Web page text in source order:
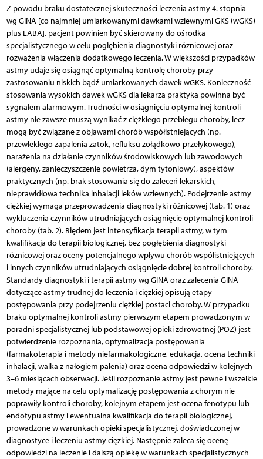
Z powodu braku dostatecznej skuteczności leczenia astmy 4. stopnia
wg GINA [co najmniej umiarkowanymi dawkami wziewnymi GKS (wGKS)
plus LABA], pacjent powinien być skierowany do ośrodka
specjalistycznego w celu pogłębienia diagnostyki różnicowej oraz
rozważenia włączenia dodatkowego leczenia. W większości przypadków
astmy udaje się osiągnąć optymalną kontrolę choroby przy
zastosowaniu niskich bądź umiarkowanych dawek wGKS. Konieczność
stosowania wysokich dawek wGKS dla lekarza praktyka powinna być
sygnałem alarmowym. Trudności w osiągnięciu optymalnej kontroli
astmy nie zawsze muszą wynikać z ciężkiego przebiegu choroby, lecz
mogą być związane z objawami chorób współistniejących (np.
przewlekłego zapalenia zatok, refluksu żołądkowo-przełykowego),
narażenia na działanie czynników środowiskowych lub zawodowych
(alergeny, zanieczyszczenie powietrza, dym tytoniowy), aspektów
praktycznych (np. brak stosowania się do zaleceń lekarskich,
nieprawidłowa technika inhalacji leków wziewnych). Podejrzenie astmy
ciężkiej wymaga przeprowadzenia diagnostyki różnicowej (tab. 1) oraz
wykluczenia czynników utrudniających osiągnięcie optymalnej kontroli
choroby (tab. 2). Błędem jest intensyfikacja terapii astmy, w tym
kwalifikacja do terapii biologicznej, bez pogłębienia diagnostyki
różnicowej oraz oceny potencjalnego wpływu chorób współistniejących
i innych czynników utrudniających osiągnięcie dobrej kontroli choroby.
Standardy diagnostyki i terapii astmy wg GINA oraz zalecenia GINA
dotyczące astmy trudnej do leczenia i ciężkiej opisują etapy
postępowania przy podejrzeniu ciężkiej postaci choroby. W przypadku
braku optymalnej kontroli astmy pierwszym etapem prowadzonym w
poradni specjalistycznej lub podstawowej opieki zdrowotnej (POZ) jest
potwierdzenie rozpoznania, optymalizacja postępowania
(farmakoterapia i metody niefarmakologiczne, edukacja, ocena techniki
inhalacji, walka z nałogiem palenia) oraz ocena odpowiedzi w kolejnych
3–6 miesiącach obserwacji. Jeśli rozpoznanie astmy jest pewne i wszelkie
metody mające na celu optymalizację postępowania z chorym nie
poprawiły kontroli choroby, kolejnym etapem jest ocena fenotypu lub
endotypu astmy i ewentualna kwalifikacja do terapii biologicznej,
prowadzone w warunkach opieki specjalistycznej, doświadczonej w
diagnostyce i leczeniu astmy ciężkiej. Następnie zaleca się ocenę
odpowiedzi na leczenie i dalszą opiekę w warunkach specjalistycznych